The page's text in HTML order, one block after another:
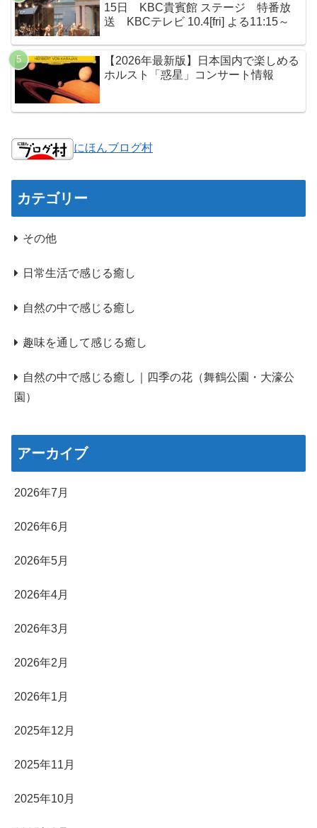
15日 KBC貴賓館 ステージ 特番放
送 KBCテレビ 10.4[fri] よる11:15～
【2026年最新版】日本国内で楽しめる
ホルスト「惑星」コンサート情報
にほんブログ村
カテゴリー
その他
日常生活で感じる癒し
自然の中で感じる癒し
趣味を通して感じる癒し
自然の中で感じる癒し｜四季の花（舞鶴公園・大濠公
園）
アーカイブ
2026年7月
2026年6月
2026年5月
2026年4月
2026年3月
2026年2月
2026年1月
2025年12月
2025年11月
2025年10月